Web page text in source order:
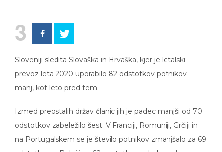
3
Sloveniji sledita Slovaška in Hrvaška, kjer je letalski
prevoz leta 2020 uporabilo 82 odstotkov potnikov
manj, kot leto pred tem.
Izmed preostalih držav članic jih je padec manjši od 70
odstotkov zabeležilo šest. V Franciji, Romuniji, Grčiji in
na Portugalskem se je število potnikov zmanjšalo za 69